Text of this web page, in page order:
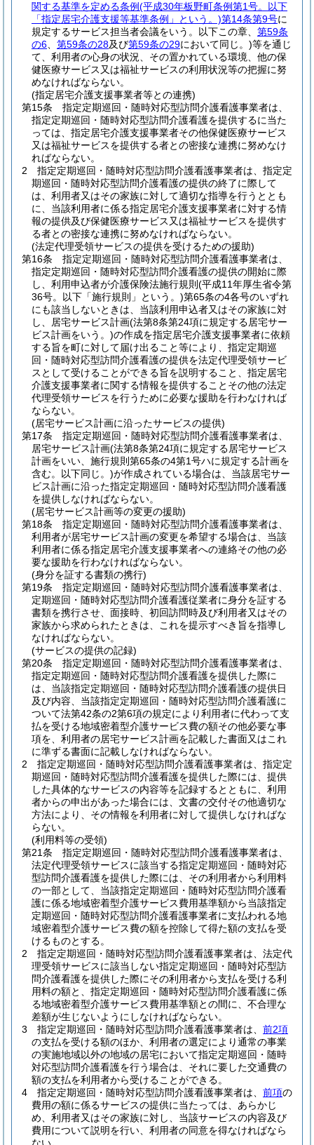
関する基準を定める条例(平成30年板野町条例第1号。以下
「指定居宅介護支援等基準条例」という。)第14条第9号に
規定するサービス担当者会議をいう。以下この章、 第59条
の6
第59条の28及び第59条の29において同じ。)等を通じ
て、利用者の心身の状況、その置かれている環境、他の保
健医療サービス又は福祉サービスの利用状況等の把握に努
めなければならない。
(指定居宅介護支援事業者等との連携)
第15条
指定定期巡回・随時対応型訪問介護看護事業者は、
指定定期巡回・随時対応型訪問介護看護を提供するに当た
っては、指定居宅介護支援事業者その他保健医療サービス
又は福祉サービスを提供する者との密接な連携に努めなけ
ればならない。
2
指定定期巡回・随時対応型訪問介護看護事業者は、指定定
期巡回・随時対応型訪問介護看護の提供の終了に際して
は、利用者又はその家族に対して適切な指導を行うととも
に、当該利用者に係る指定居宅介護支援事業者に対する情
報の提供及び保健医療サービス又は福祉サービスを提供す
る者との密接な連携に努めなければならない。
(法定代理受領サービスの提供を受けるための援助)
第16条
指定定期巡回・随時対応型訪問介護看護事業者は、
指定定期巡回・随時対応型訪問介護看護の提供の開始に際
し、利用申込者が介護保険法施行規則 (平成11年厚生省令第
36号。以下「施行規則」という。)第65条の4各号のいずれ
にも該当しないときは、当該利用申込者又はその家族に対
し、居宅サービス計画(法第8条第24項に規定する居宅サー
ビス計画をいう。)の作成を指定居宅介護支援事業者に依頼
する旨を町に対して届け出ること等により、指定定期巡
回・随時対応型訪問介護看護の提供を法定代理受領サービ
スとして受けることができる旨を説明すること、指定居宅
介護支援事業者に関する情報を提供することその他の法定
代理受領サービスを行うために必要な援助を行わなければ
ならない。
(居宅サービス計画に沿ったサービスの提供)
第17条
指定定期巡回・随時対応型訪問介護看護事業者は、
居宅サービス計画(法第8条第24項に規定する居宅サービス
計画をいい、施行規則第65条の4第1号ハに規定する計画を
含む。以下同じ。)が作成されている場合は、当該居宅サー
ビス計画に沿った指定定期巡回・随時対応型訪問介護看護
を提供しなければならない。
(居宅サービス計画等の変更の援助)
第18条
指定定期巡回・随時対応型訪問介護看護事業者は、
利用者が居宅サービス計画の変更を希望する場合は、当該
利用者に係る指定居宅介護支援事業者への連絡その他の必
要な援助を行わなければならない。
(身分を証する書類の携行)
第19条
指定定期巡回・随時対応型訪問介護看護事業者は、
定期巡回・随時対応型訪問介護看護従業者に身分を証する
書類を携行させ、面接時、初回訪問時及び利用者又はその
家族から求められたときは、これを提示すべき旨を指導し
なければならない。
(サービスの提供の記録)
第20条
指定定期巡回・随時対応型訪問介護看護事業者は、
指定定期巡回・随時対応型訪問介護看護を提供した際に
は、当該指定定期巡回・随時対応型訪問介護看護の提供日
及び内容、当該指定定期巡回・随時対応型訪問介護看護に
ついて法第42条の2第6項の規定により利用者に代わって支
払を受ける地域密着型介護サービス費の額その他必要な事
項を、利用者の居宅サービス計画を記載した書面又はこれ
に準ずる書面に記載しなければならない。
2
指定定期巡回・随時対応型訪問介護看護事業者は、指定定
期巡回・随時対応型訪問介護看護を提供した際には、提供
した具体的なサービスの内容等を記録するとともに、利用
者からの申出があった場合には、文書の交付その他適切な
方法により、その情報を利用者に対して提供しなければな
らない。
(利用料等の受領)
第21条
指定定期巡回・随時対応型訪問介護看護事業者は、
法定代理受領サービスに該当する指定定期巡回・随時対応
型訪問介護看護を提供した際には、その利用者から利用料
の一部として、当該指定定期巡回・随時対応型訪問介護看
護に係る地域密着型介護サービス費用基準額から当該指定
定期巡回・随時対応型訪問介護看護事業者に支払われる地
域密着型介護サービス費の額を控除して得た額の支払を受
けるものとする。
2
指定定期巡回・随時対応型訪問介護看護事業者は、法定代
理受領サービスに該当しない指定定期巡回・随時対応型訪
問介護看護を提供した際にその利用者から支払を受ける利
用料の額と、指定定期巡回・随時対応型訪問介護看護に係
る地域密着型介護サービス費用基準額との間に、不合理な
差額が生じないようにしなければならない。
3
指定定期巡回・随時対応型訪問介護看護事業者は、 前2項
の支払を受ける額のほか、利用者の選定により通常の事業
の実施地域以外の地域の居宅において指定定期巡回・随時
対応型訪問介護看護を行う場合は、それに要した交通費の
額の支払を利用者から受けることができる。
4
指定定期巡回・随時対応型訪問介護看護事業者は、 前項の
費用の額に係るサービスの提供に当たっては、あらかじ
め、利用者又はその家族に対し、当該サービスの内容及び
費用について説明を行い、利用者の同意を得なければなら